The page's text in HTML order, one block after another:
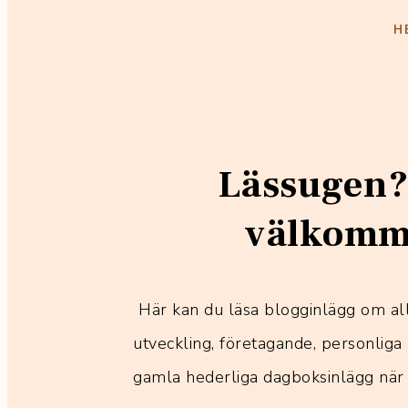
Här kan du läsa blogginlägg om
utveckling, företagande,
gamla hederliga dagboksinlägg